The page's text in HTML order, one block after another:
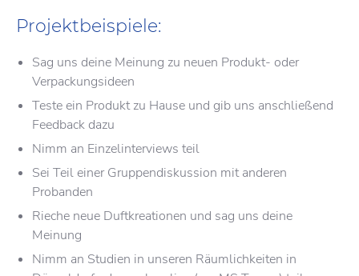
Projektbeispiele:
Sag uns deine Meinung zu neuen Produkt- oder
Verpackungsideen
Teste ein Produkt zu Hause und gib uns anschließend
Feedback dazu
Nimm an Einzelinterviews teil
Sei Teil einer Gruppendiskussion mit anderen
Probanden
Rieche neue Duftkreationen und sag uns deine
Meinung
Nimm an Studien in unseren Räumlichkeiten in